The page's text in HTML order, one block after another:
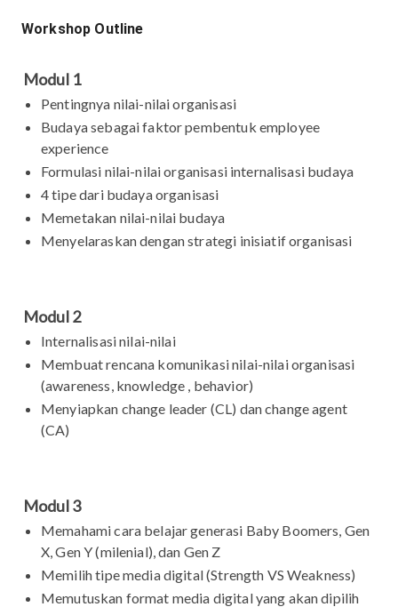
Workshop Outline
Modul 1
Pentingnya nilai-nilai organisasi
Budaya sebagai faktor pembentuk employee
experience
Formulasi nilai-nilai organisasi internalisasi budaya
4 tipe dari budaya organisasi
Memetakan nilai-nilai budaya
Menyelaraskan dengan strategi inisiatif organisasi
Modul 2
Internalisasi nilai-nilai
Membuat rencana komunikasi nilai-nilai organisasi
(awareness, knowledge , behavior)
Menyiapkan change leader (CL) dan change agent
(CA)
Modul 3
Memahami cara belajar generasi Baby Boomers, Gen
X, Gen Y (milenial), dan Gen Z
Memilih tipe media digital (Strength VS Weakness)
Memutuskan format media digital yang akan dipilih